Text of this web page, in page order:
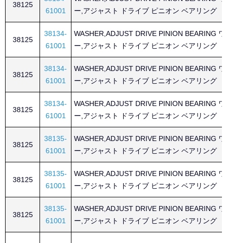
38125
61001
ー,アジャスト ドライブ ピニオン ベアリング
38125
38134-
61001
WASHER,ADJUST DRIVE PINION BEARING
ー,アジャスト ドライブ ピニオン ベアリング
38125
38134-
61001
WASHER,ADJUST DRIVE PINION BEARING
ー,アジャスト ドライブ ピニオン ベアリング
38125
38134-
61001
WASHER,ADJUST DRIVE PINION BEARING
ー,アジャスト ドライブ ピニオン ベアリング
38125
38135-
61001
WASHER,ADJUST DRIVE PINION BEARING
ー,アジャスト ドライブ ピニオン ベアリング
38125
38135-
61001
WASHER,ADJUST DRIVE PINION BEARING
ー,アジャスト ドライブ ピニオン ベアリング
38125
38135-
61001
WASHER,ADJUST DRIVE PINION BEARING
ー,アジャスト ドライブ ピニオン ベアリング